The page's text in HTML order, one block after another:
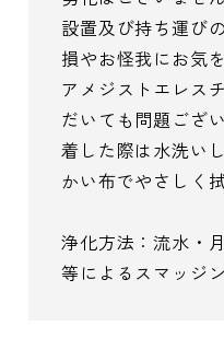
設置及び持ち運び
損やお怪我にお気
アメジストエレス
だいても問題ござ
着した際は水洗い
かい布でやさしく
浄化方法：流水・
等によるスマッジ